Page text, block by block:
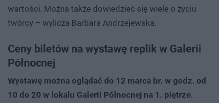
wartości. Można także dowiedzieć się wiele o życiu
twórcy – wylicza Barbara Andrzejewska.
Ceny biletów na wystawę replik w Galerii
Północnej
Wystawę można oglądać do 12 marca br. w godz. od
10 do 20 w lokalu Galerii Północnej na 1. piętrze.